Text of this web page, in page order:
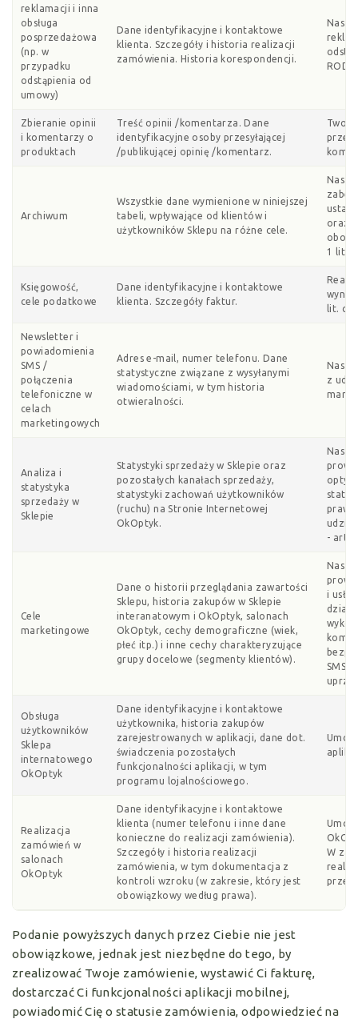
reklamacji i inna
obsługa
posprzedażowa
(np. w
przypadku
odstąpienia od
umowy)
Dane identyfikacyjne i kontaktowe
klienta. Szczegóły i historia realizacji
zamówienia. Historia korespondencji.
Nasz
RODO
Zbieranie opinii
i komentarzy o
produktach
Treść opinii /komentarza. Dane
identyfikacyjne osoby przesyłającej
/publikującej opinię /komentarz.
Archiwum
Wszystkie dane wymienione w niniejszej
tabeli, wpływające od klientów i
użytkowników Sklepu na różne cele.
Nasz
oraz
1 lit.
Księgowość,
cele podatkowe
Dane identyfikacyjne i kontaktowe
klienta. Szczegóły faktur.
lit. c)
Newsletter i
powiadomienia
SMS /
połączenia
telefoniczne w
celach
marketingowych
Adres e-mail, numer telefonu. Dane
statystyczne związane z wysyłanymi
wiadomościami, w tym historia
otwieralności.
Nasz
z
Analiza i
statystyka
sprzedaży w
Sklepie
Statystyki sprzedaży w Sklepie oraz
pozostałych kanałach sprzedaży,
statystyki zachowań użytkowników
(ruchu) na Stronie Internetowej
OkOptyk.
Nasz
- art.
Cele
marketingowe
Dane o historii przeglądania zawartości
Sklepu, historia zakupów w Sklepie
interanatowym i OkOptyk, salonach
OkOptyk, cechy demograficzne (wiek,
płeć itp.) i inne cechy charakteryzujące
grupy docelowe (segmenty klientów).
Nasz
i
SMS
Obsługa
użytkowników
Sklepa
internatowego
OkOptyk
Dane identyfikacyjne i kontaktowe
użytkownika, historia zakupów
zarejestrowanych w aplikacji, dane dot.
świadczenia pozostałych
funkcjonalności aplikacji, w tym
programu lojalnościowego.
Realizacja
zamówień w
salonach
OkOptyk
Dane identyfikacyjne i kontaktowe
klienta (numer telefonu i inne dane
konieczne do realizacji zamówienia).
Szczegóły i historia realizacji
zamówienia, w tym dokumentacja z
kontroli wzroku (w zakresie, który jest
obowiązkowy według prawa).
W
Podanie powyższych danych przez Ciebie nie jest
obowiązkowe, jednak jest niezbędne do tego, by
zrealizować Twoje zamówienie, wystawić Ci fakturę,
dostarczać Ci funkcjonalności aplikacji mobilnej,
powiadomić Cię o statusie zamówienia, odpowiedzieć na